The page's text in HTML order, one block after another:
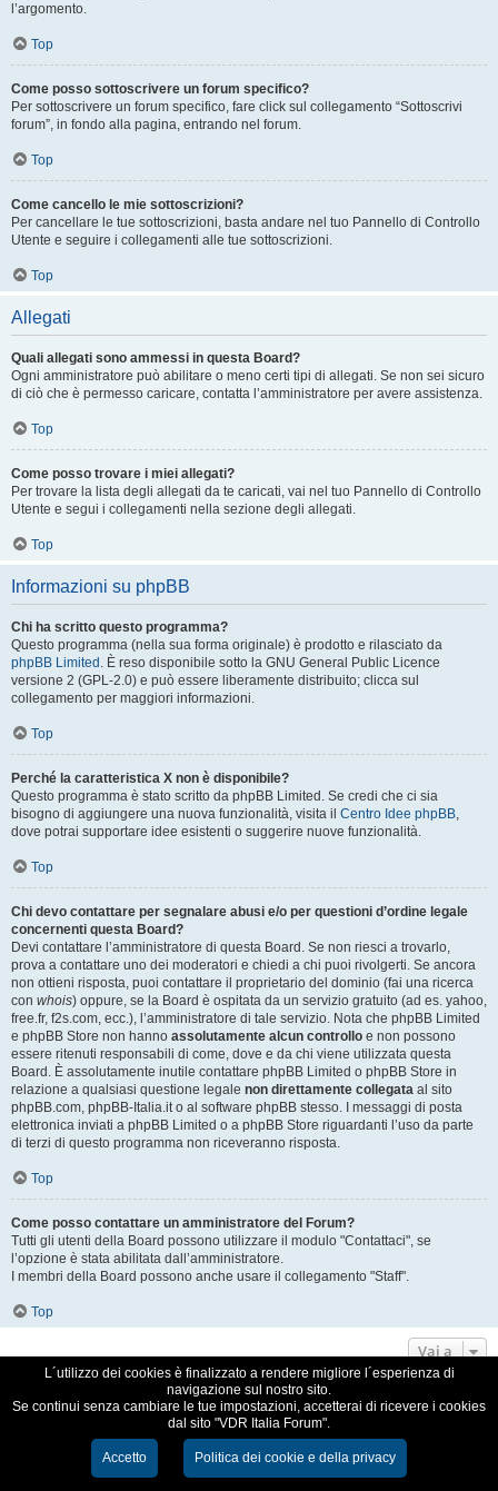
l’argomento.
Top
Come posso sottoscrivere un forum specifico?
Per sottoscrivere un forum specifico, fare click sul collegamento “Sottoscrivi
forum”, in fondo alla pagina, entrando nel forum.
Top
Come cancello le mie sottoscrizioni?
Per cancellare le tue sottoscrizioni, basta andare nel tuo Pannello di Controllo
Utente e seguire i collegamenti alle tue sottoscrizioni.
Top
Allegati
Quali allegati sono ammessi in questa Board?
Ogni amministratore può abilitare o meno certi tipi di allegati. Se non sei sicuro
di ciò che è permesso caricare, contatta l’amministratore per avere assistenza.
Top
Come posso trovare i miei allegati?
Per trovare la lista degli allegati da te caricati, vai nel tuo Pannello di Controllo
Utente e segui i collegamenti nella sezione degli allegati.
Top
Informazioni su phpBB
Chi ha scritto questo programma?
Questo programma (nella sua forma originale) è prodotto e rilasciato da
phpBB Limited . È reso disponibile sotto la GNU General Public Licence
versione 2 (GPL-2.0) e può essere liberamente distribuito; clicca sul
collegamento per maggiori informazioni.
Top
Perché la caratteristica X non è disponibile?
Questo programma è stato scritto da phpBB Limited. Se credi che ci sia
bisogno di aggiungere una nuova funzionalità, visita il Centro Idee phpBB,
dove potrai supportare idee esistenti o suggerire nuove funzionalità.
Top
Chi devo contattare per segnalare abusi e/o per questioni d’ordine legale
concernenti questa Board?
Devi contattare l’amministratore di questa Board. Se non riesci a trovarlo,
prova a contattare uno dei moderatori e chiedi a chi puoi rivolgerti. Se ancora
non ottieni risposta, puoi contattare il proprietario del dominio (fai una ricerca
con whois) oppure, se la Board è ospitata da un servizio gratuito (ad es. yahoo,
free.fr, f2s.com, ecc.), l’amministratore di tale servizio. Nota che phpBB Limited
e phpBB Store non hanno assolutamente alcun controllo e non possono
essere ritenuti responsabili di come, dove e da chi viene utilizzata questa
Board. È assolutamente inutile contattare phpBB Limited o phpBB Store in
relazione a qualsiasi questione legale non direttamente collegata al sito
phpBB.com, phpBB-Italia.it o al software phpBB stesso. I messaggi di posta
elettronica inviati a phpBB Limited o a phpBB Store riguardanti l’uso da parte
di terzi di questo programma non riceveranno risposta.
Top
Come posso contattare un amministratore del Forum?
Tutti gli utenti della Board possono utilizzare il modulo "Contattaci", se
l’opzione è stata abilitata dall’amministratore.
I membri della Board possono anche usare il collegamento "Staff".
Top
Vai a
VDR Italia, comunità italiana utilizzatori VDR
Traduzione Italiana phpBB-Italia.it
Cookie e Privacy
L´utilizzo dei cookies è finalizzato a rendere migliore l´esperienza di
navigazione sul nostro sito.
Se continui senza cambiare le tue impostazioni, accetterai di ricevere i cookies
dal sito "VDR Italia Forum".
Accetto Politica dei cookie e della privacy